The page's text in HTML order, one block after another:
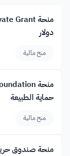
دولار
منح مالية
حماية الطبيعة
منح مالية
منحة صندوق حرية